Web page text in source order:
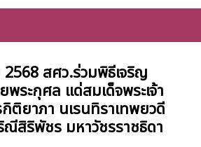
สศว.ร่วมพิธีเจริญ
ระกุศล แด่สมเด็จพระเจ้า
ติยาภา นเรนทิราเทพยวดี
สิริพัชร มหาวัชรราชธิดา